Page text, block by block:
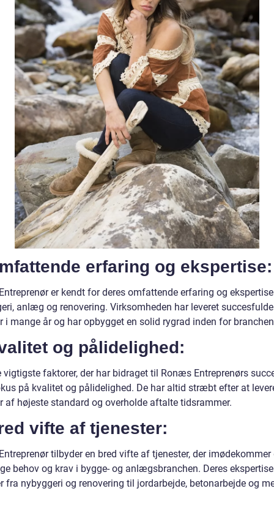
erfaring og ekspertise:
er kendt for deres omfattende erfaring og
anlæg og renovering. Virksomheden har leveret succesfulde
i mange år og har opbygget en solid rygrad inden for
og pålidelighed:
vigtigste faktorer, der har bidraget til Ronæs Entreprenørs
på kvalitet og pålidelighed. De har altid stræbt efter at
af højeste standard og overholde aftalte tidsrammer.
vifte af tjenester:
tilbyder en bred vifte af tjenester, der imødekommer
behov og krav i bygge- og anlægsbranchen. Deres ekspertise
fra nybyggeri og renovering til jordarbejde, betonarbejde og